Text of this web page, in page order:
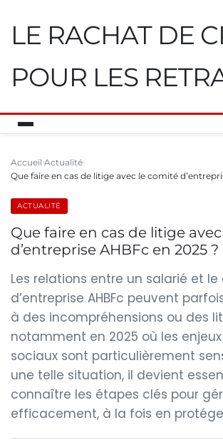
LE RACHAT DE
POUR LES
Accueil Actualité
Que faire en cas de litige avec le comité
ACTUALITÉ
Que faire en cas de litige
d’entreprise AHBFc en 2025 ?
Les relations entre un salarié et
d’entreprise AHBFc peuvent
à des incompréhensions ou des
notamment en 2025 où les
sociaux sont particulièrement
une telle situation, il devient
connaître les étapes clés pour
efficacement, à la fois en